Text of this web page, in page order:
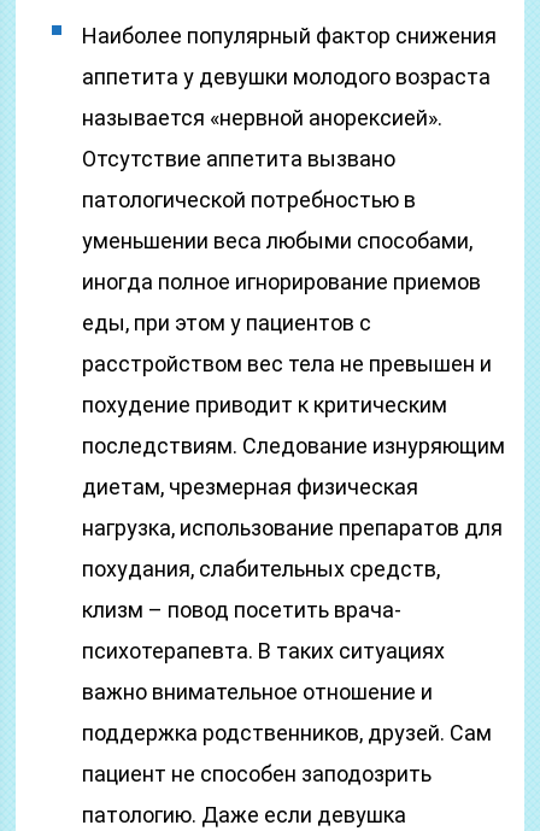
Наиболее популярный фактор снижения
аппетита у девушки молодого возраста
называется «нервной анорексией».
Отсутствие аппетита вызвано
патологической потребностью в
уменьшении веса любыми способами,
иногда полное игнорирование приемов
еды, при этом у пациентов с
расстройством вес тела не превышен и
похудение приводит к критическим
последствиям. Следование изнуряющим
диетам, чрезмерная физическая
нагрузка, использование препаратов для
похудания, слабительных средств,
клизм – повод посетить врача-
психотерапевта. В таких ситуациях
важно внимательное отношение и
поддержка родственников, друзей. Сам
пациент не способен заподозрить
патологию. Даже если девушка